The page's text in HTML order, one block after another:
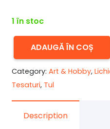
40,00
1 în stoc
Cantitate
Tul
ivoire
ADAUGĂ ÎN COȘ
Category: Art & Hobby,
Tesaturi, Tul
Description